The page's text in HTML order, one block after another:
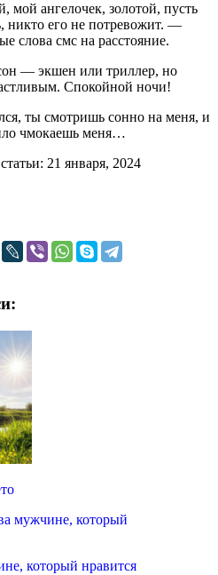
ангелочек, золотой, пусть
никто его не потревожит. —
слова смс на расстояние.
— экшен или триллер, но
Спокойной ночи!
ты смотришь сонно на меня, и
чмокаешь меня…
21 января, 2024
который нравится